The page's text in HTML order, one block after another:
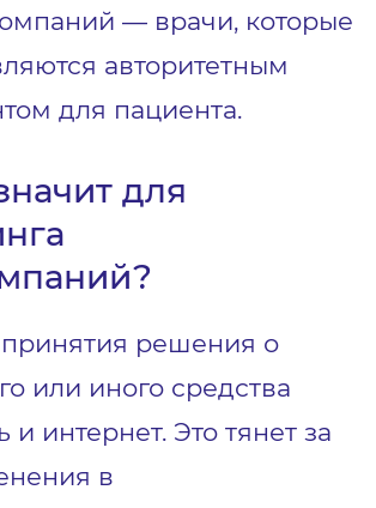
— врачи, которые
авторитетным
для пациента.
для
решения о
или иного средства
и интернет. Это тянет за
в